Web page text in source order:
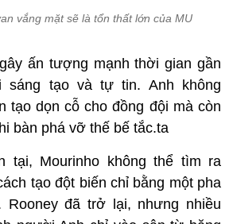
vắng mặt sẽ là tổn thất lớn của MU
ấn tượng mạnh thời gian gần
sáng tạo và tự tin. Anh không
tạo dọn cỗ cho đồng đội mà còn
bàn phá vỡ thế bế tắc.ta
tại, Mourinho không thể tìm ra
tạo đột biến chỉ bằng một pha
Rooney đã trở lại, nhưng nhiều